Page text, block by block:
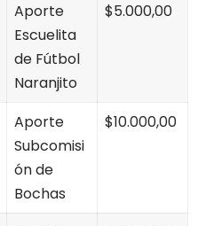
Aporte
Escuelita
de Fútbol
Naranjito
$5.000,00
Aporte
Subcomisi
ón de
Bochas
$10.000,00